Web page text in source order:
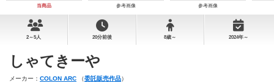
当商品 参考画像 参考画像
2～5人 20分前後 8歳～ 2024年～
しゃてきーや
メーカー： COLON ARC （委託販売作品）